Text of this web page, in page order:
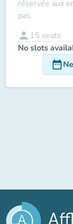
réservée aux
pas.
person 15 seats
No slots
date_range